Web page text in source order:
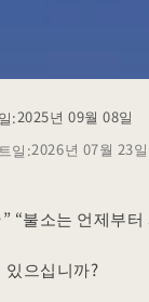
:2025년 09월 08일
일:2026년 07월 23일
“불소는 언제부터
있으십니까?